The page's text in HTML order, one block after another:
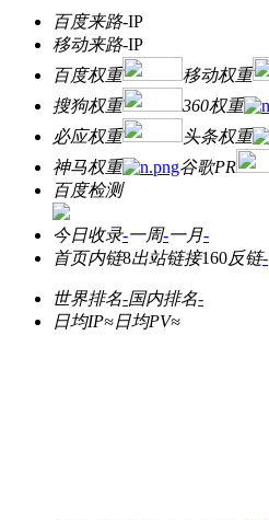
百度来路-IP
移动来路-IP
百度权重
移动权重
搜狗权重
360权重
必应权重
头条权重
神马权重
谷歌PR
百度检测
今日收录-一周-一月-
首页内链8出站链接160反链-
世界排名-国内排名-
日均IP≈日均PV≈